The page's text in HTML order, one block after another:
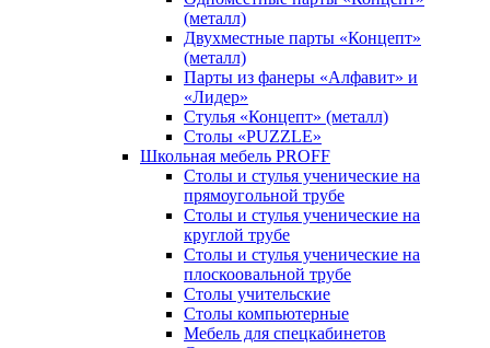
(металл)
Двухместные парты «Концепт»
(металл)
Парты из фанеры «Алфавит» и
«Лидер»
Стулья «Концепт» (металл)
Столы «PUZZLE»
Школьная мебель PROFF
Столы и стулья ученические на
прямоугольной трубе
Столы и стулья ученические на
круглой трубе
Столы и стулья ученические на
плоскоовальной трубе
Столы учительские
Столы компьютерные
Мебель для спецкабинетов